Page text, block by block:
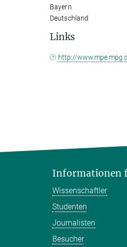
Bayern
Deutschland
Links
http://
Informationen
Wissenschaftler
Studenten
Journalisten
Besucher